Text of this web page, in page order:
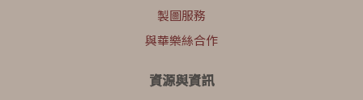
製圖服務
與華樂絲合作
資源與資訊